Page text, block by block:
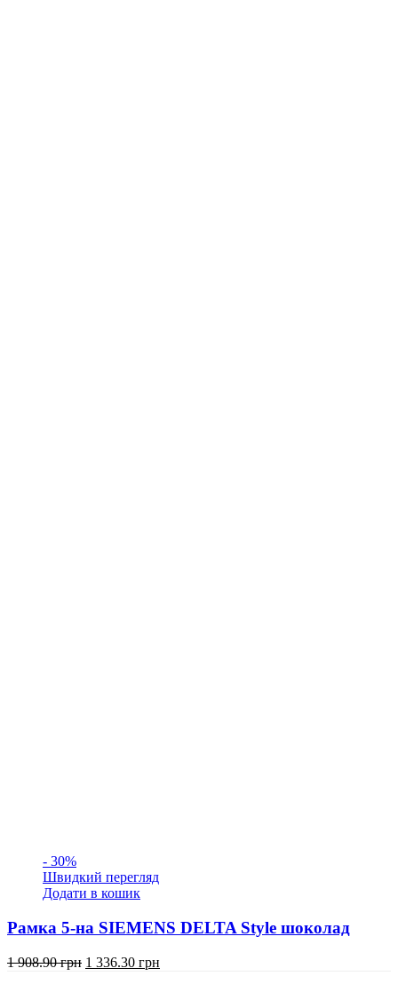
- 30%
Швидкий перегляд
Додати в кошик
Рамка 5-на SIEMENS DELTA Style шоколад
1 908.90грн Оригінальна
1 336.30 грн